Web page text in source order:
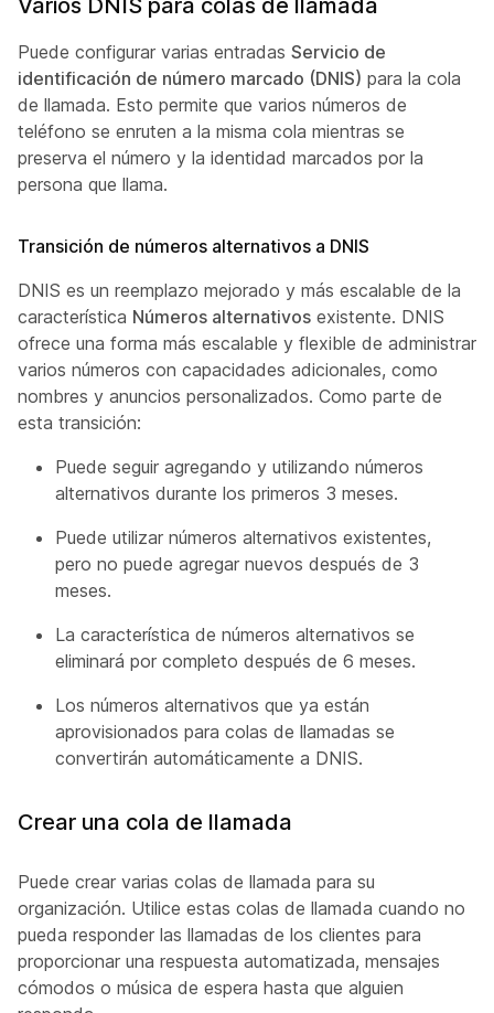
Varios DNIS para colas de llamada
Puede configurar varias entradas Servicio de
identificación de número marcado (DNIS) para la cola
de llamada. Esto permite que varios números de
teléfono se enruten a la misma cola mientras se
preserva el número y la identidad marcados por la
persona que llama.
Transición de números alternativos a DNIS
DNIS es un reemplazo mejorado y más escalable de la
característica Números alternativos existente. DNIS
ofrece una forma más escalable y flexible de administrar
varios números con capacidades adicionales, como
nombres y anuncios personalizados. Como parte de
esta transición:
Puede seguir agregando y utilizando números
alternativos durante los primeros 3 meses.
Puede utilizar números alternativos existentes,
pero no puede agregar nuevos después de 3
meses.
La característica de números alternativos se
eliminará por completo después de 6 meses.
Los números alternativos que ya están
aprovisionados para colas de llamadas se
convertirán automáticamente a DNIS.
Crear una cola de llamada
Puede crear varias colas de llamada para su
organización. Utilice estas colas de llamada cuando no
pueda responder las llamadas de los clientes para
proporcionar una respuesta automatizada, mensajes
cómodos o música de espera hasta que alguien